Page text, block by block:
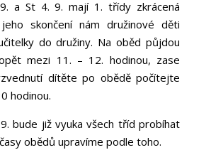
a St 4. 9. mají 1. třídy zkrácená
skončení nám družinové děti
do družiny. Na oběd půjdou
mezi 11. – 12. hodinou, zase
dítěte po obědě počítejte
hodinou.
bude již vyuka všech tříd probíhat
obědů upravíme podle toho.